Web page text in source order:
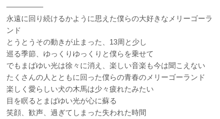
—————
永遠に回り続けるかように思えた僕らの大好きなメリーゴーラ
ンド
とうとうその動きが止まった、13周と少し
巡る季節、ゆっくりゆっくりと僕らを乗せて
でもまばゆい光は徐々に消え、楽しい音楽も今は聞こえない
たくさんの人とともに回った僕らの青春のメリーゴーランド
楽しく愛らしい犬の木馬は少々疲れたみたい
目を瞑るとまばゆい光が心に蘇る
笑顔、歓声、過ぎてしまった失われた時間